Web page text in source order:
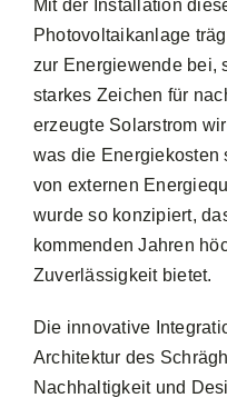
Mit der Installation
Photovoltaikanlage
zur Energiewende bei,
starkes Zeichen für
erzeugte Solarstrom
was die Energiekosten
von externen
wurde so konzipiert,
kommenden Jahren
Zuverlässigkeit bietet.
Die innovative
Architektur des
Nachhaltigkeit und